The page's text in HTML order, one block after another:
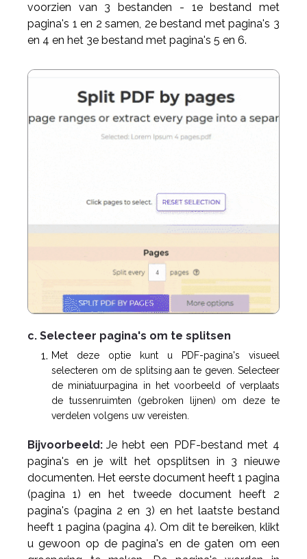
voorzien van 3 bestanden - 1e bestand met
pagina's 1 en 2 samen, 2e bestand met pagina's 3
en 4 en het 3e bestand met pagina's 5 en 6.
c. Selecteer pagina's om te splitsen
Met deze optie kunt u PDF-pagina's visueel
selecteren om de splitsing aan te geven. Selecteer
de miniatuurpagina in het voorbeeld of verplaats
de tussenruimten (gebroken lijnen) om deze te
verdelen volgens uw vereisten.
Bijvoorbeeld: Je hebt een PDF-bestand met 4
pagina's en je wilt het opsplitsen in 3 nieuwe
documenten. Het eerste document heeft 1 pagina
(pagina 1) en het tweede document heeft 2
pagina's (pagina 2 en 3) en het laatste bestand
heeft 1 pagina (pagina 4). Om dit te bereiken, klikt
u gewoon op de pagina's en de gaten om een